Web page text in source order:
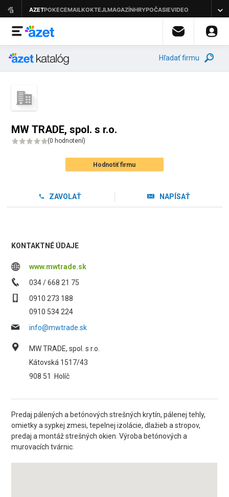
Hľadať firmu
MW TRADE, spol. s r.o.
(0 hodnotení)
Hodnotiť firmu
ZAVOLAŤ NAPÍSAŤ
KONTAKTNÉ ÚDAJE
www.mwtrade.sk
034 / 668 21 75
0910 273 188
0910 534 224
info@mwtrade.sk
MW TRADE, spol. s r.o.
Kátovská 1517/43
908 51
Holíč
Predaj pálených a betónových strešných krytín, pálenej tehly,
omietky a sypkej zmesi, tepelnej izolácie, dlažieb a stropov,
predaj a montáž strešných okien. Výroba betónových a
murovacích tvárnic.